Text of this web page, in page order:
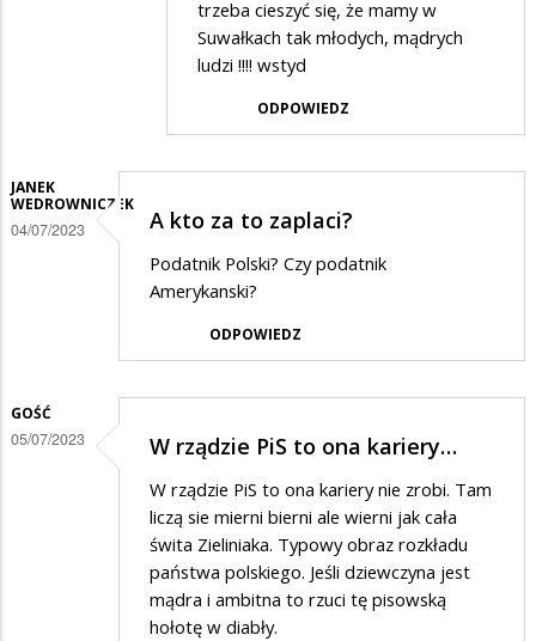
i
trzeba cieszyć się, że mamy w
Suwałkach tak młodych, mądrych
ludzi !!!! wstyd
ODPOWIEDZ
JANEK
WEDROWNICZEK
04/07/2023 A kto za to zaplaci?
Podatnik Polski? Czy podatnik
Amerykanski?
ODPOWIEDZ
GOŚĆ
05/07/2023 W rządzie PiS to ona kariery…
W rządzie PiS to ona kariery nie zrobi. Tam
liczą sie mierni bierni ale wierni jak cała
świta Zieliniaka. Typowy obraz rozkładu
państwa polskiego. Jeśli dziewczyna jest
mądra i ambitna to rzuci tę pisowską
hołotę w diabły.